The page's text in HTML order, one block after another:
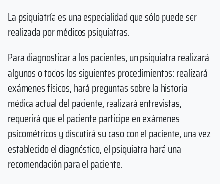
La psiquiatría es una especialidad que sólo puede ser
realizada por médicos psiquiatras.
Para diagnosticar a los pacientes, un psiquiatra realizará
algunos o todos los siguientes procedimientos: realizará
exámenes físicos, hará preguntas sobre la historia
médica actual del paciente, realizará entrevistas,
requerirá que el paciente participe en exámenes
psicométricos y discutirá su caso con el paciente, una vez
establecido el diagnóstico, el psiquiatra hará una
recomendación para el paciente.